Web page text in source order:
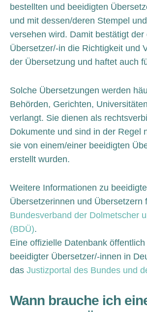
bestellten und beeidigten
und mit dessen/deren Stempel
versehen wird. Damit bestätigt der
Übersetzer/-in die Richtigkeit und
der Übersetzung und haftet auch
Solche Übersetzungen werden
Behörden, Gerichten,
verlangt. Sie dienen als
Dokumente und sind in der Regel
sie von einem/einer beeidigten
erstellt wurden.
Weitere Informationen zu
Übersetzerinnen und Übersetzern
Bundesverband der Dolmetscher
(BDÜ).
Eine offizielle Datenbank
beeidigter Übersetzer/-innen in
das Justizportal des Bundes und
Wann brauche ich